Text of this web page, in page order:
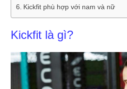
Kickfit phù hợp với nam và nữ
Kickfit là gì?